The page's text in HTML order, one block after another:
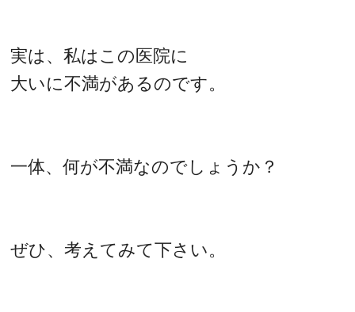
実は、私はこの医院に
大いに不満があるのです。
一体、何が不満なのでしょうか？
ぜひ、考えてみて下さい。